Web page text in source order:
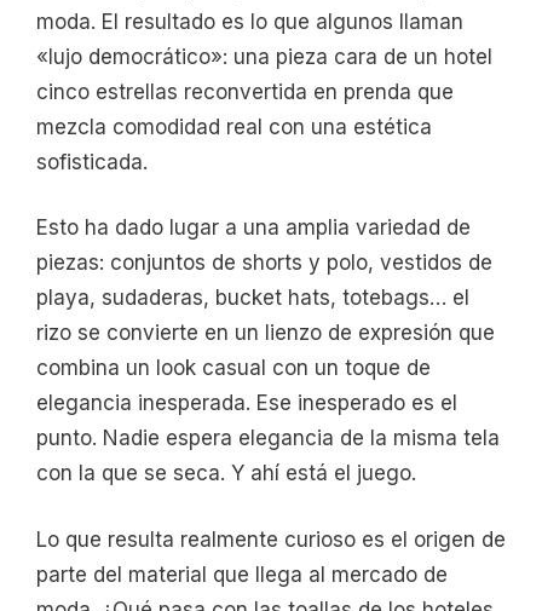
moda. El resultado es lo que algunos llaman
«lujo democrático»: una pieza cara de un hotel
cinco estrellas reconvertida en prenda que
mezcla comodidad real con una estética
sofisticada.
Esto ha dado lugar a una amplia variedad de
piezas: conjuntos de shorts y polo, vestidos de
playa, sudaderas, bucket hats, totebags… el
rizo se convierte en un lienzo de expresión que
combina un look casual con un toque de
elegancia inesperada. Ese inesperado es el
punto. Nadie espera elegancia de la misma tela
con la que se seca. Y ahí está el juego.
Lo que resulta realmente curioso es el origen de
parte del material que llega al mercado de